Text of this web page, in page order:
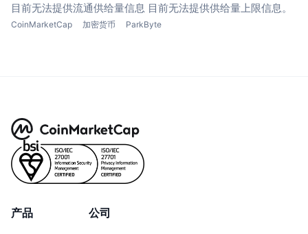
目前无法提供流通供给量信息 目前无法提供供给量上限信息。
CoinMarketCap 加密货币 ParkByte
产品 公司